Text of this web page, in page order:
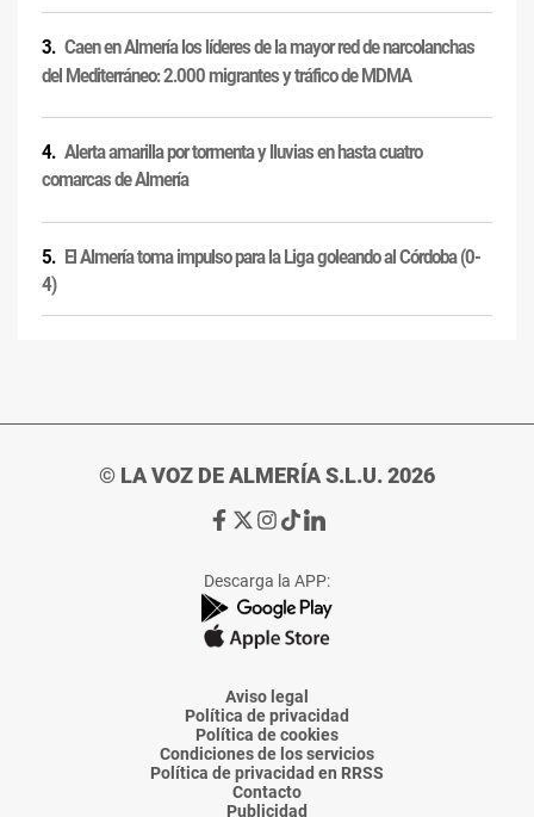
Caen en Almería los líderes de la mayor red de narcolanchas
del Mediterráneo: 2.000 migrantes y tráfico de MDMA
Alerta amarilla por tormenta y lluvias en hasta cuatro
comarcas de Almería
El Almería toma impulso para la Liga goleando al Córdoba (0-
4)
© LA VOZ DE ALMERÍA S.L.U. 2026
Ir
de
La
Voz
Almería
Ir
de
La
Voz
Almería
Ir
de
La
Voz
Almería
Ir
de
La
Voz
Almería
Ir
de
La
Voz
Descarga la APP:
Aviso legal
Política de privacidad
Política de cookies
Condiciones de los servicios
Política de privacidad en RRSS
Contacto
Publicidad